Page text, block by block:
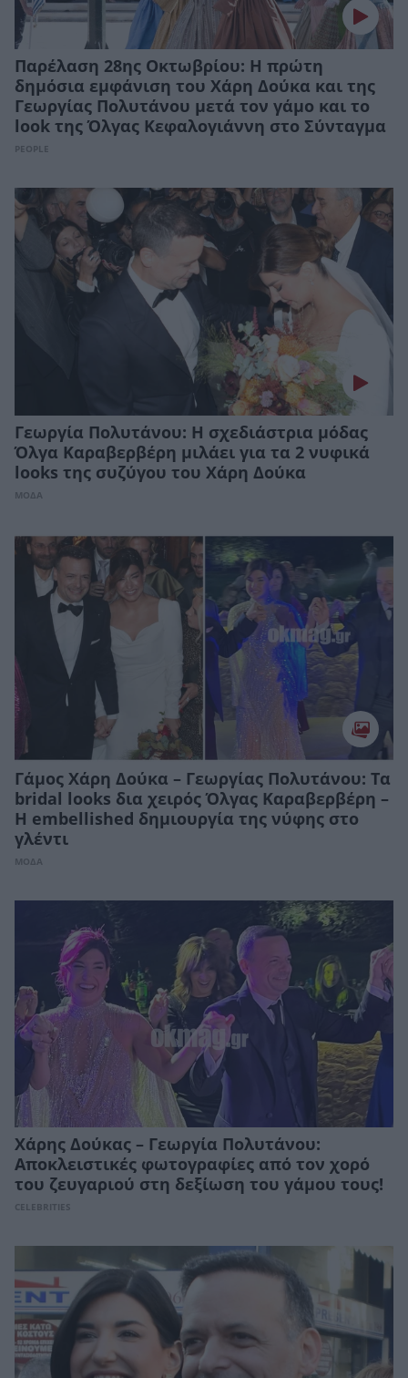
Παρέλαση 28ης Οκτωβρίου: Η πρώτη
δημόσια εμφάνιση του Χάρη Δούκα και της
Γεωργίας Πολυτάνου μετά τον γάμο και το
look της Όλγας Κεφαλογιάννη στο Σύνταγμα
PEOPLE
Γεωργία Πολυτάνου: Η σχεδιάστρια μόδας
Όλγα Καραβερβέρη μιλάει για τα 2 νυφικά
looks της συζύγου του Χάρη Δούκα
ΜΟΔΑ
Γάμος Χάρη Δούκα – Γεωργίας Πολυτάνου: Τα
bridal looks δια χειρός Όλγας Καραβερβέρη –
Η embellished δημιουργία της νύφης στο
γλέντι
ΜΟΔΑ
Χάρης Δούκας – Γεωργία Πολυτάνου:
Αποκλειστικές φωτογραφίες από τον χορό
του ζευγαριού στη δεξίωση του γάμου τους!
CELEBRITIES